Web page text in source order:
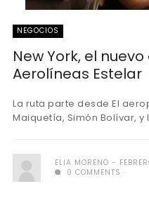
NEGOCIOS
New York, el
Aerolíneas Estelar
La ruta parte desde El
Maiquetía, Simón Bolívar, y
ELIA MORENO
0 COMMENTS